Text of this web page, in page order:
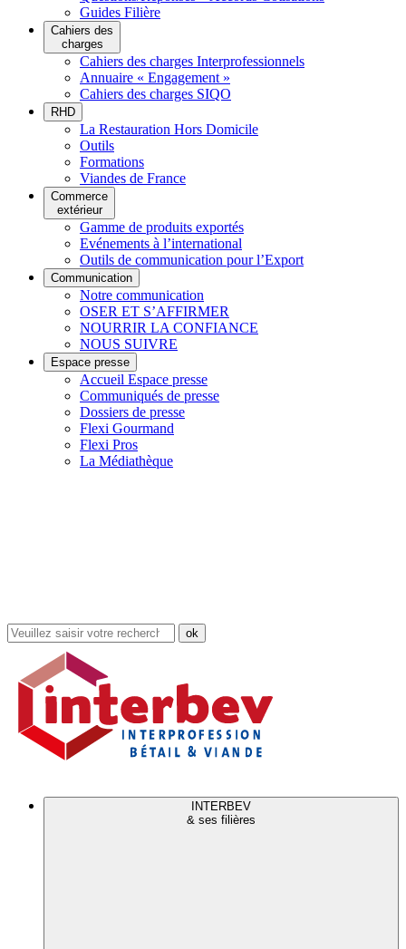
Guides Filière
Cahiers des
charges
Cahiers des charges Interprofessionnels
Annuaire « Engagement »
Cahiers des charges SIQO
RHD
La Restauration Hors Domicile
Outils
Formations
Viandes de France
Commerce
extérieur
Gamme de produits exportés
Evénements à l’international
Outils de communication pour l’Export
Communication
Notre communication
OSER ET S’AFFIRMER
NOURRIR LA CONFIANCE
NOUS SUIVRE
Espace presse
Accueil Espace presse
Communiqués de presse
Dossiers de presse
Flexi Gourmand
Flexi Pros
La Médiathèque
Rechercher
dans
site
INTERBEV
& ses filières